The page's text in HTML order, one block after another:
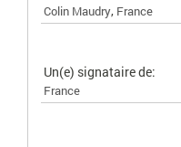
Colin Maudry, France
Un(e) signataire de:
France